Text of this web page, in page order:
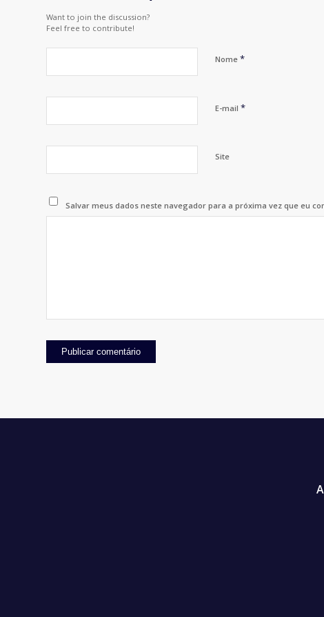
Want to join the discussion?
Feel free to contribute!
Nome *
E-mail *
Site
Salvar meus dados neste navegador para a próxima vez que eu